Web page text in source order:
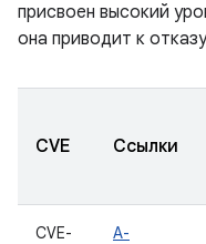
присвоен высокий
она приводит к
CVE Ссылки
CVE-
A-